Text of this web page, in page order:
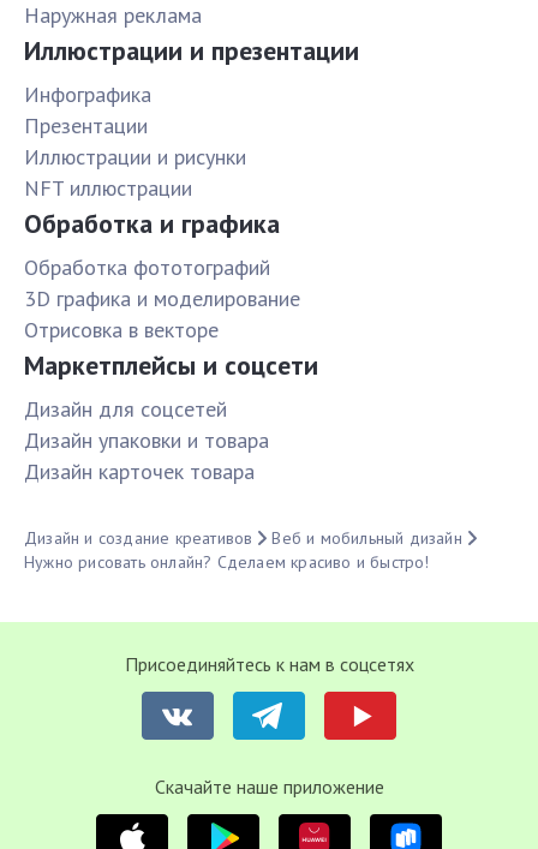
Наружная реклама
Иллюстрации и презентации
Инфографика
Презентации
Иллюстрации и рисунки
NFT иллюстрации
Обработка и графика
Обработка фототографий
3D графика и моделирование
Отрисовка в векторе
Маркетплейсы и соцсети
Дизайн для соцсетей
Дизайн упаковки и товара
Дизайн карточек товара
Дизайн и создание креативов
Веб и мобильный дизайн
Нужно рисовать онлайн? Сделаем красиво и быстро!
Присоединяйтесь к нам в соцсетях
Cкачайте наше приложение